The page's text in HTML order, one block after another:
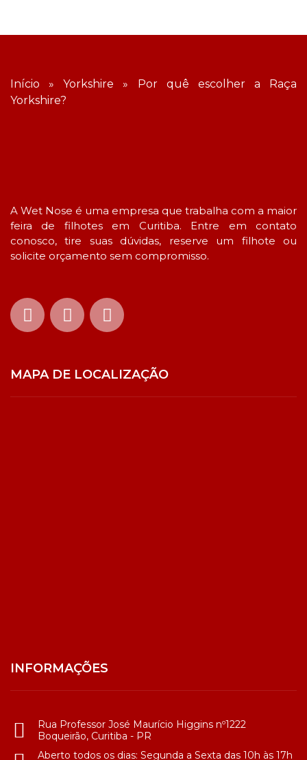
Início »Yorkshire » Por quê escolher a Raça
Yorkshire?
A Wet Nose é uma empresa que trabalha com a maior
feira de filhotes em Curitiba. Entre em contato
conosco, tire suas dúvidas, reserve um filhote ou
solicite orçamento sem compromisso.
MAPA DE LOCALIZAÇÃO
INFORMAÇÕES
Rua Professor José Maurício Higgins nº1222
Boqueirão, Curitiba - PR
Aberto todos os dias: Segunda a Sexta das 10h às 17h